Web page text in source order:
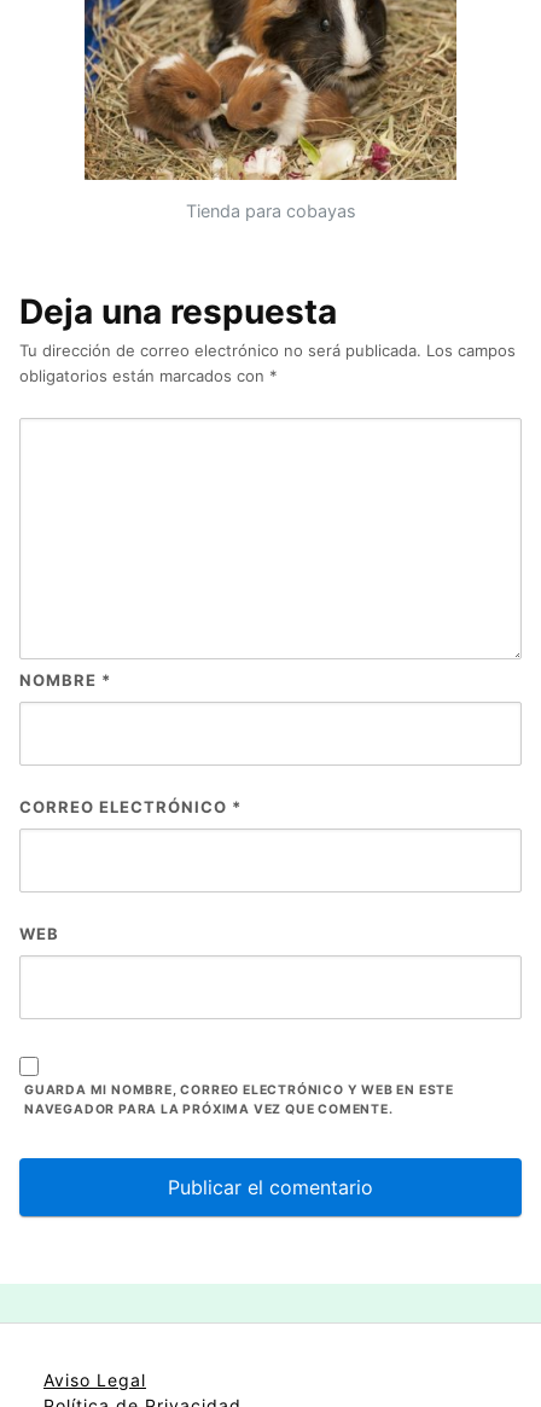
Tienda para cobayas
Deja una respuesta
Tu dirección de correo electrónico no será publicada. Los campos
obligatorios están marcados con *
NOMBRE *
CORREO ELECTRÓNICO *
WEB
GUARDA MI NOMBRE, CORREO ELECTRÓNICO Y WEB EN ESTE
NAVEGADOR PARA LA PRÓXIMA VEZ QUE COMENTE.
Aviso Legal